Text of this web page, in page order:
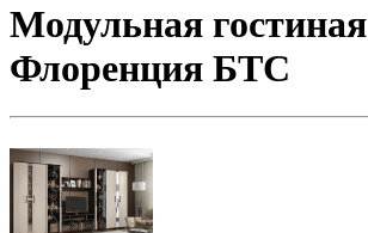
Модульная гостиная
Флоренция БТС